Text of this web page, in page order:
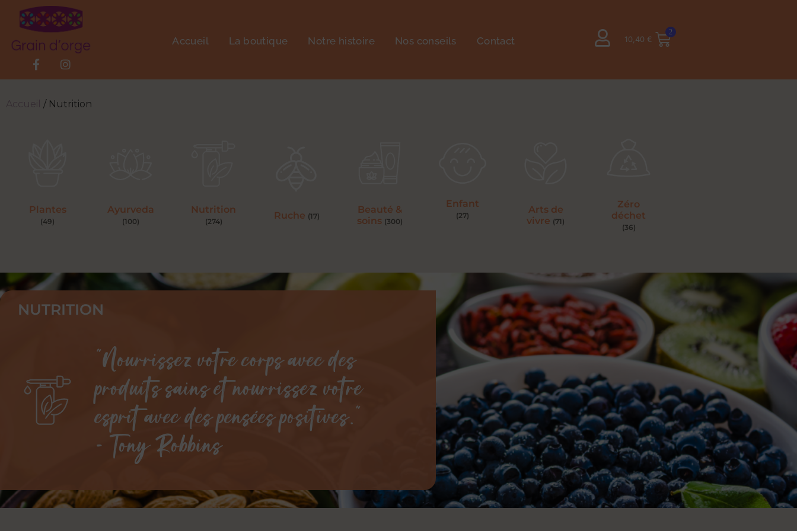
Accueil La boutique Notre histoire Nos conseils Contact 10,40 €
2
/ Nutrition
Plantes
(49)
Ayurveda
(100)
Nutrition
(274)
Ruche (17)
Beauté &
soins (300)
Enfant
(27)
Arts de
vivre (71)
Zéro
déchet
(36)
NUTRITION
"Nourrissez votre corps avec des
produits sains et nourrissez votre
esprit avec des pensées positives."
- Tony Robbins